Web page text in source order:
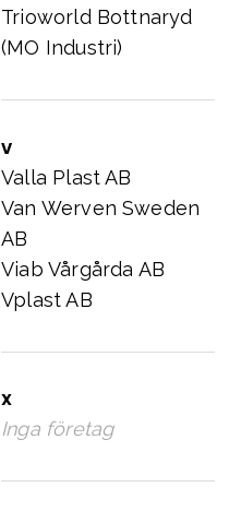
Trioworld Bottnaryd
(MO Industri)
V
Valla Plast AB
Van Werven Sweden
AB
Viab Vårgårda AB
Vplast AB
X
Inga företag